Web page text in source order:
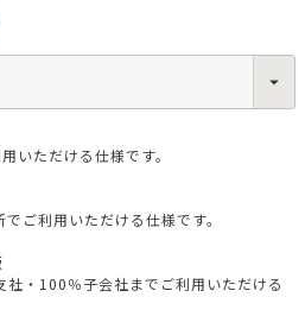
いただける仕様です。
ご利用いただける仕様です。
・100％子会社までご利用いただける